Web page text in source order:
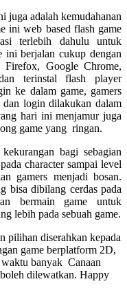
juga adalah kemudahanan
ini web based flash game
terlebih dahulu untuk
ini berjalan cukup dengan
Firefox, Google Chrome,
terinstal flash player
ke dalam game, gamers
login dilakukan dalam
hari ini menjamur juga
game yang ringan.
bagi sebagian
character sampai level
gamers menjadi bosan.
bisa dibilang cerdas pada
bermain game untuk
lebih pada sebuah game.
pilihan diserahkan kepada
game berplatform 2D,
banyak Canaan
dilewatkan. Happy